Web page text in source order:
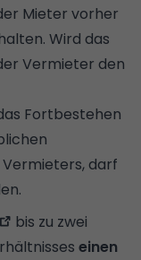
Mieter vorher
Wird das
Vermieter den
Fortbestehen
darf
bis zu zwei
einen